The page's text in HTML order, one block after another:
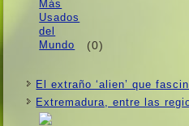
(0)
El extraño ‘alien’ que
Extremadura, entre las